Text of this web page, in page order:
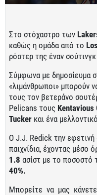
Στο στόχαστρο των
καθώς η ομάδα από το
ρόστερ της έναν
Σύμφωνα με δημοσίευμα
«λιμάνθρωποι» μπορούν
τους τον βετεράνο
Pelicans τους Kentavious
Tucker και ένα
Ο J.J. Redick την εφετινή
παιχνίδια, έχοντας μέσο
1.8 ασίστ με το ποσοστό
40%.
Μπορείτε να μας